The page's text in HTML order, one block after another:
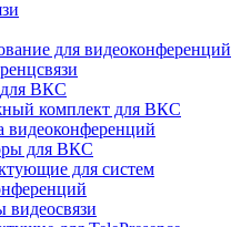
для видеоконференций
ВКС
комплект для ВКС
видеоконференций
для ВКС
для систем
видеосвязи